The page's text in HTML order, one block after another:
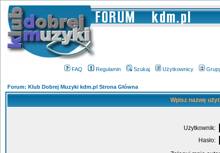
FAQ Regulamin Szukaj Użytkownicy
Forum: Klub Dobrej Muzyki kdm.pl Strona Główna
Wpisz nazwę
Użytkownik:
Hasło: